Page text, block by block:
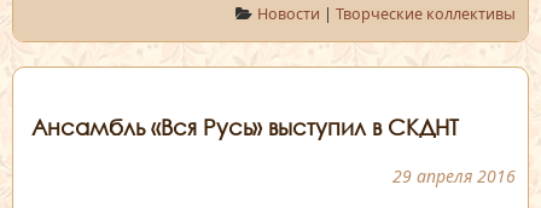
Новости | Творческие коллективы
Ансамбль «Вся Русь» выступил в СКДНТ
29 апреля 2016